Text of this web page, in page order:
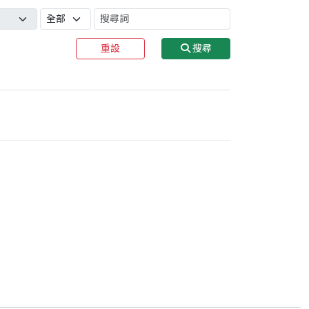
重設 搜尋